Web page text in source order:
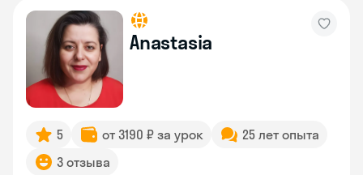
Anastasia
5 от 3190 ₽ за урок
25 лет опыта
3 отзыва